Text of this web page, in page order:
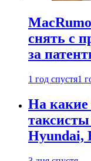
снять с
за
1 год спустя1
На какие
Hyundai,